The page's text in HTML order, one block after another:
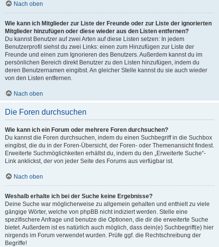
Nach oben
Wie kann ich Mitglieder zur Liste der Freunde oder zur Liste der ignorierten
Mitglieder hinzufügen oder diese wieder aus den Listen entfernen?
Du kannst Benutzer auf zwei Arten auf diese Listen setzen: In jedem
Benutzerprofil siehst du zwei Links: einen zum Hinzufügen zur Liste der
Freunde und einen zum Ignorieren des Benutzers. Außerdem kannst du im
persönlichen Bereich direkt Benutzer zu den Listen hinzufügen, indem du
deren Benutzernamen eingibst. An gleicher Stelle kannst du sie auch wieder
von den Listen entfernen.
Nach oben
Die Foren durchsuchen
Wie kann ich ein Forum oder mehrere Foren durchsuchen?
Du kannst die Foren durchsuchen, indem du einen Suchbegriff in die Suchbox
eingibst, die du in der Foren-Übersicht, der Foren- oder Themenansicht findest.
Erweiterte Suchmöglichkeiten erhältst du, indem du den „Erweiterte Suche“-
Link anklickst, der von jeder Seite des Forums aus verfügbar ist.
Nach oben
Weshalb erhalte ich bei der Suche keine Ergebnisse?
Deine Suche war möglicherweise zu allgemein gehalten und enthielt zu viele
gängige Wörter, welche von phpBB nicht indiziert werden. Stelle eine
spezifischere Anfrage und benutze die Optionen, die dir die erweiterte Suche
bietet. Außerdem ist es natürlich auch möglich, dass dein(e) Suchbegriff(e) hier
nirgends im Forum verwendet wurden. Prüfe ggf. die Rechtschreibung der
Begriffe!